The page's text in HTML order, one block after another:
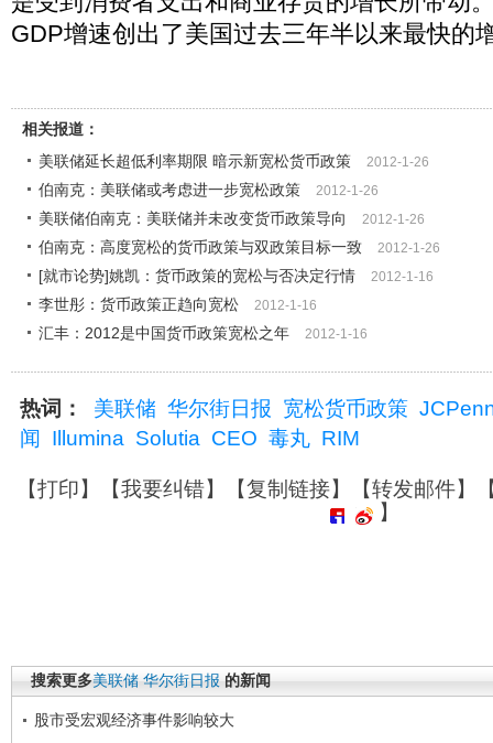
GDP增速创出了美国过去三年半以来最快的
相关报道：
美联储延长超低利率期限 暗示新宽松货币政策
2012-1-26
伯南克：美联储或考虑进一步宽松政策 2012-1-26
美联储伯南克：美联储并未改变货币政策导向 2012-1-26
伯南克：高度宽松的货币政策与双政策目标一致 2012-1-26
[就市论势]姚凯：货币政策的宽松与否决定行情 2012-1-16
李世彤：货币政策正趋向宽松 2012-1-16
汇丰：2012是中国货币政策宽松之年 2012-1-16
热词： 美联储 华尔街日报 宽松货币政策
闻
Illumina Solutia CEO 毒丸 RIM
【打印】【我要纠错】【复制链接】【转发邮件】
】
搜索更多美联储 华尔街日报 的新闻
股市受宏观经济事件影响较大